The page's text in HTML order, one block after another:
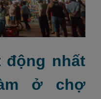
động nhất
ở chợ